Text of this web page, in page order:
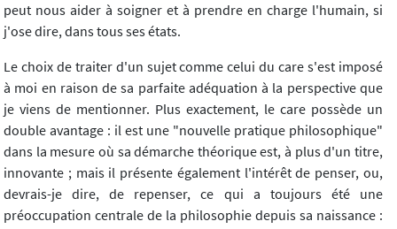
peut nous aider à soigner et à prendre en charge l'humain, si
j'ose dire, dans tous ses états.
Le choix de traiter d'un sujet comme celui du care s'est imposé
à moi en raison de sa parfaite adéquation à la perspective que
je viens de mentionner. Plus exactement, le care possède un
double avantage : il est une "nouvelle pratique philosophique"
dans la mesure où sa démarche théorique est, à plus d'un titre,
innovante ; mais il présente également l'intérêt de penser, ou,
devrais-je dire, de repenser, ce qui a toujours été une
préoccupation centrale de la philosophie depuis sa naissance :